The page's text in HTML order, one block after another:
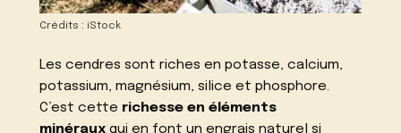
Crédits : iStock
Les cendres sont riches en potasse, calcium,
potassium, magnésium, silice et phosphore.
C’est cette richesse en éléments
minéraux qui en font un engrais naturel si